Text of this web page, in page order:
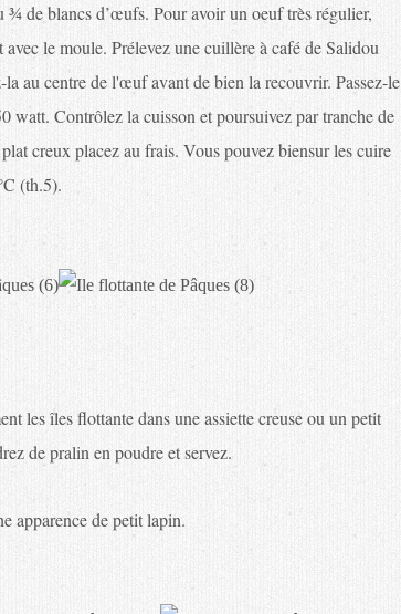
de blancs d’œufs. Pour avoir un oeuf très régulier,
le moule. Prélevez une cuillère à café de Salidou
au centre de l'œuf avant de bien la recouvrir. Passez-le
watt. Contrôlez la cuisson et poursuivez par tranche de
creux placez au frais. Vous pouvez biensur les cuire
(th.5).
les îles flottante dans une assiette creuse ou un petit
de pralin en poudre et servez.
apparence de petit lapin.